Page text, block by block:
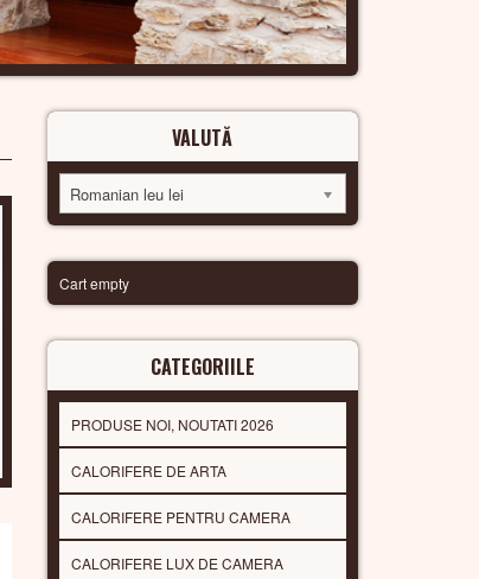
VALUTĂ
Romanian leu lei
Cart empty
CATEGORIILE
PRODUSE NOI, NOUTATI 2026
CALORIFERE DE ARTA
CALORIFERE PENTRU CAMERA
CALORIFERE LUX DE CAMERA